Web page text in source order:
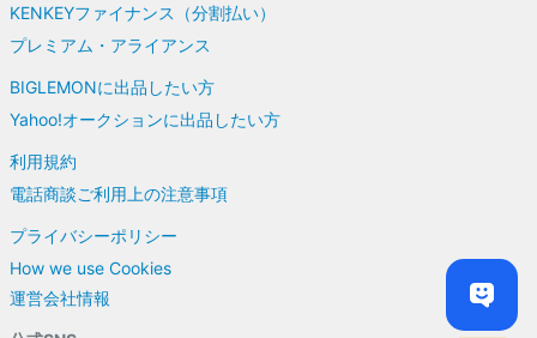
KENKEYファイナンス（分割払い）
プレミアム・アライアンス
BIGLEMONに出品したい方
Yahoo!オークションに出品したい方
利用規約
電話商談ご利用上の注意事項
プライバシーポリシー
How we use Cookies
運営会社情報